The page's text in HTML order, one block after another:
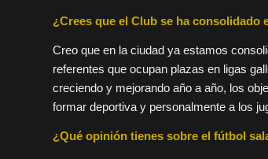
¿Crees que el Club se ha consolidado
Creo que en la ciudad ya estamos
referentes que ocupan plazas en ligas
creciendo y mejorando año a año, los
formar deportiva y personalmente a los
¿Qué opinión tienes sobre el fútbol